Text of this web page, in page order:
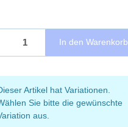
In den Warenkorb
Artikel hat Variationen.
Sie bitte die gewünschte
aus.